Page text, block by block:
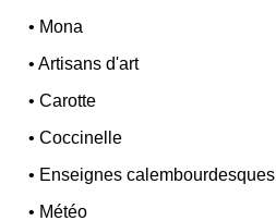
• Mona
•Artisans d'art
•Carotte
•Coccinelle
• Enseignes calembourdesques
• Météo